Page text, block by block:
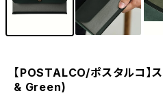
【POSTALCO/ポスタルコ】
& Green)